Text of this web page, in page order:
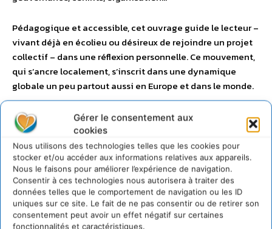
Gérer le consentement aux
cookies
Nous utilisons des technologies telles que les cookies pour
stocker et/ou accéder aux informations relatives aux appareils.
Nous le faisons pour améliorer l’expérience de navigation.
Consentir à ces technologies nous autorisera à traiter des
données telles que le comportement de navigation ou les ID
uniques sur ce site. Le fait de ne pas consentir ou de retirer son
consentement peut avoir un effet négatif sur certaines
fonctionnalités et caractéristiques.
Pédagogique et accessible, cet ouvrage guide le lecteur –
vivant déjà en écolieu ou désireux de rejoindre un projet
collectif – dans une réflexion personnelle. Ce mouvement,
qui s’ancre localement, s’inscrit dans une dynamique
globale un peu partout aussi en Europe et dans le monde.